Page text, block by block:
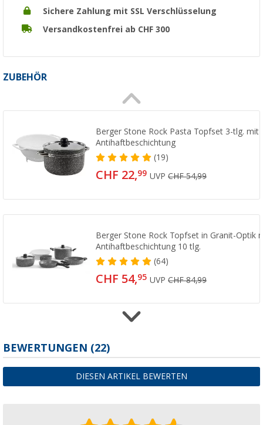
Sichere Zahlung mit SSL Verschlüsselung
Versandkostenfrei ab CHF 300
ZUBEHÖR
Berger Stone Rock Pasta Topfset 3-tlg. mit
Antihaftbeschichtung
(19)
CHF 22,99 UVPCHF 54,99
Berger Stone Rock Topfset in Granit-Optik
Antihaftbeschichtung 10 tlg.
(64)
CHF 54,95 UVPCHF 84,99
Antihaftbeschichtung
(7)
CHF 22,95
BEWERTUNGEN (22)
DIESEN ARTIKEL BEWERTEN